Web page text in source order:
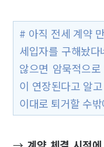
# 아직 전세 계약
세입자를 구해놨
않으면 암묵적으
이 연장된다고 알
이대로 퇴거할 수